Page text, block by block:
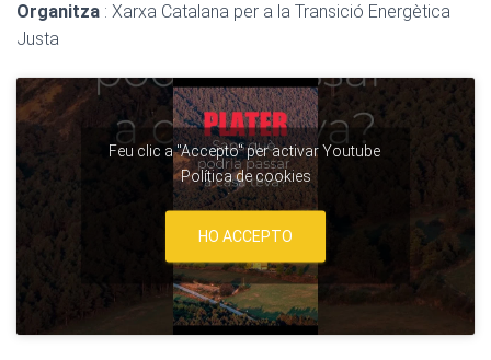
Organitza : Xarxa Catalana per a la Transició Energètica
Justa
Feu clic a "Accepto" per activar Youtube
Política de cookies
HO ACCEPTO